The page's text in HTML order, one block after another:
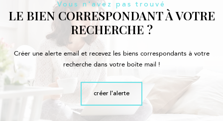
Vous n'avez pas trouvé
LE BIEN CORRESPONDANT À VOTRE
RECHERCHE ?
Créer une alerte email et recevez les biens correspondants à votre
recherche dans votre boîte mail !
créer l'alerte